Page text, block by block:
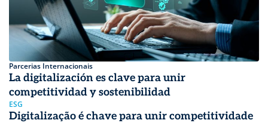
Parcerias Internacionais
La digitalización es clave para unir
competitividad y sostenibilidad
ESG
Digitalização é chave para unir competitividade